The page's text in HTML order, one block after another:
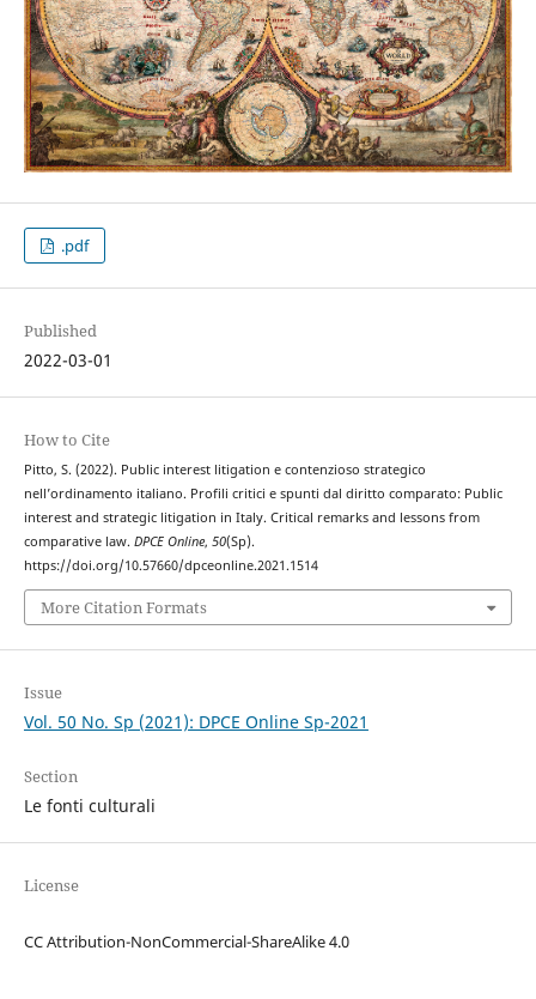
.pdf
Published
2022-03-01
How to Cite
Pitto, S. (2022). Public interest litigation e contenzioso strategico
nell’ordinamento italiano. Profili critici e spunti dal diritto comparato: Public
interest and strategic litigation in Italy. Critical remarks and lessons from
comparative law. DPCE Online, 50(Sp).
https://doi.org/10.57660/dpceonline.2021.1514
More Citation Formats
Issue
Vol. 50 No. Sp (2021): DPCE Online Sp-2021
Section
Le fonti culturali
License
CC Attribution-NonCommercial-ShareAlike 4.0